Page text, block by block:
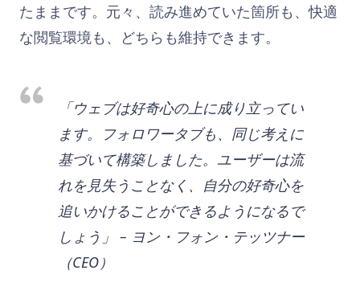
たままです。元々、読み進めていた箇所も、快適
な閲覧環境も、どちらも維持できます。
「ウェブは好奇心の上に成り立ってい
ます。フォロワータブも、同じ考えに
基づいて構築しました。ユーザーは流
れを見失うことなく、自分の好奇心を
追いかけることができるようになるで
しょう」 – ヨン・フォン・テッツナー
（CEO）